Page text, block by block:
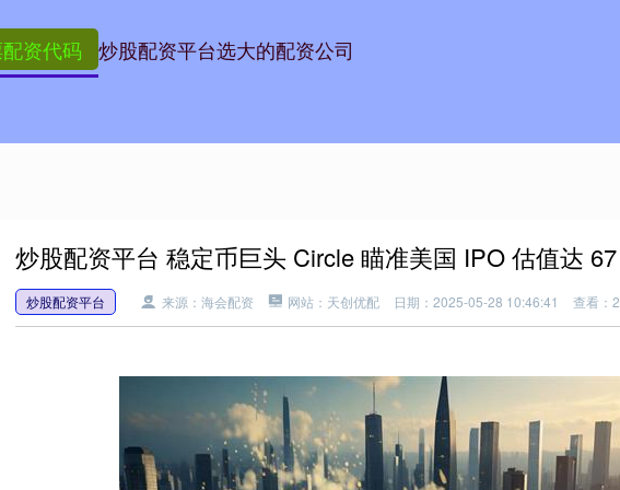
资代码 炒股配资平台选大的配资公司
炒股配资平台 稳定币巨头 Circle 瞄准美国 IPO 估值达
炒股配资平台 来源：海会配资 网站：天创优配 日期：2025-05-28 10:46:41 查看：